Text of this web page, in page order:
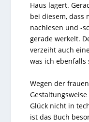
Haus lagert.
bei diesem, dass
nachlesen und -
gerade werkelt.
verzeiht auch
was ich
Wegen der
Glück nicht in
ist das Buch